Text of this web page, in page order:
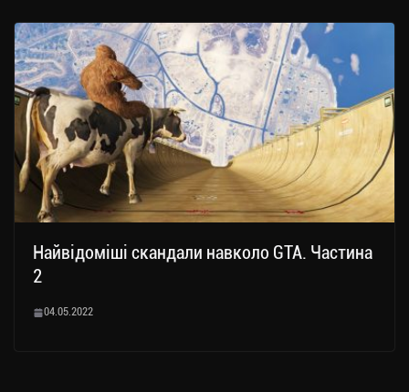
Найвідоміші скандали навколо GTA. Частина
2
04.05.2022